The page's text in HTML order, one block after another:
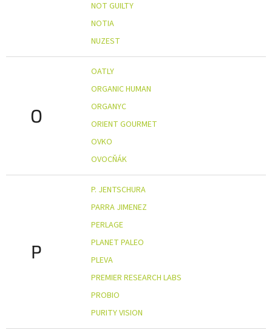
NOT GUILTY
NOTIA
NUZEST
O
OATLY
ORGANIC HUMAN
ORGANYC
ORIENT GOURMET
OVKO
OVOCŇÁK
P
P. JENTSCHURA
PARRA JIMENEZ
PERLAGE
PLANET PALEO
PLEVA
PREMIER RESEARCH LABS
PROBIO
PURITY VISION